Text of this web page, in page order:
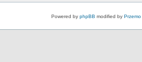
Powered by phpBB modified by Przemo